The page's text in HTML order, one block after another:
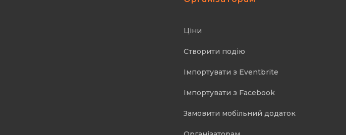
Ціни
Створити подію
Імпортувати з Eventbrite
Імпортувати з Facebook
Замовити мобільний додаток